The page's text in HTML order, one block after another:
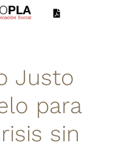
Justo
para
sin